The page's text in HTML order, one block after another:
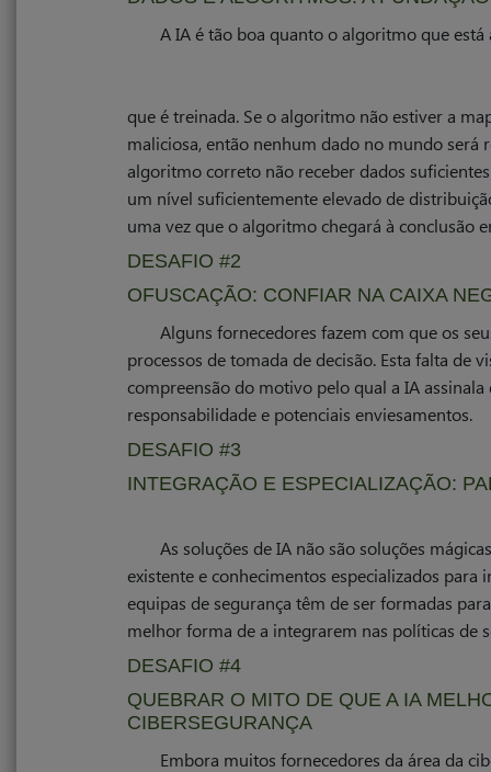
A IA é tão boa quanto o algoritmo que
que é treinada. Se o algoritmo não estiver a
maliciosa, então nenhum dado no mundo será
algoritmo correto não receber dados
um nível suficientemente elevado de
uma vez que o algoritmo chegará à conclusão
DESAFIO #2
OFUSCAÇÃO: CONFIAR NA CAIXA
Alguns fornecedores fazem com que os
processos de tomada de decisão. Esta falta
compreensão do motivo pelo qual a IA
responsabilidade e potenciais enviesamentos.
DESAFIO #3
INTEGRAÇÃO E ESPECIALIZAÇÃO:
As soluções de IA não são soluções
existente e conhecimentos especializados
equipas de segurança têm de ser formadas
melhor forma de a integrarem nas políticas de
DESAFIO #4
QUEBRAR O MITO DE QUE A IA
CIBERSEGURANÇA
Embora muitos fornecedores da área da